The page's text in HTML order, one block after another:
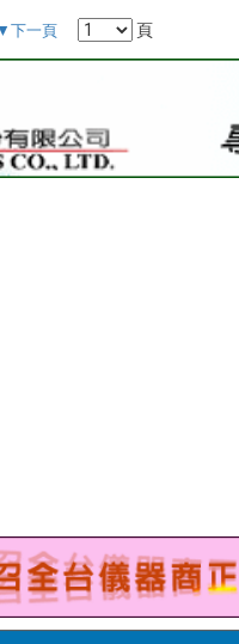
下一頁 頁